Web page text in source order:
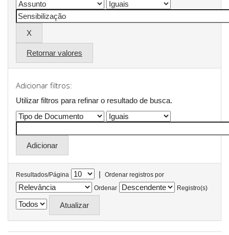
Retornar valores
Adicionar filtros:
Utilizar filtros para refinar o resultado de busca.
Resultados/Página |
Ordenar registros por
Ordenar
Registro(s)